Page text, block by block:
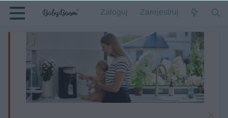
Zaloguj Zarejestruj